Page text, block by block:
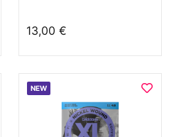
13,00 €
NEW